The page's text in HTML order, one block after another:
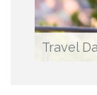
Travel